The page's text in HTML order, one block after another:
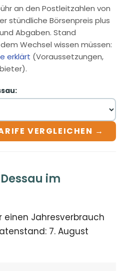
an den Postleitzahlen von
stündliche Börsenpreis plus
Abgaben. Stand
dem Wechsel wissen müssen:
erklärt (Voraussetzungen,
VERGLEICHEN →
im
einen Jahresverbrauch
7. August